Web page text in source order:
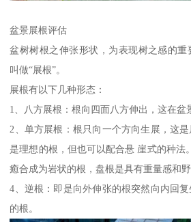
盆景展根评估
盆树树根之伸张形状，为表现树之感的
叫做“展根”。
展根有以下几种形态：
1、八方展根：根向四面八方伸出，这在盆
2、单方展根：根只向一个方向生展，这
是理想的根，但也可以配合悬 崖式的种法
癒合成为岩状的根，盘根是具有重量感和野
4、逆根：即是向外伸张的根突然向内回
的根。